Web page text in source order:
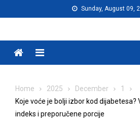
to
Sunday, August 09,
Menu
Home 2025 December
1
Koje voće je bolji izbor kod dijabetesa?
indeks i preporučene porcije